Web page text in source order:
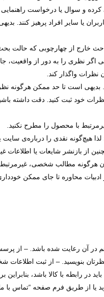
یا سایر افراد پرهیز کنند.
نظری را به دور از واقعیت،
نظرات واگذار کند.
خود ثبت کنید. دقت داشته
محاوره تا جای ممکن
آن رعایت شده باشد. – از
بنویسید. – از ثبت
با کالا باشد، بنابراین
یا از طریق فرم صفحه “تماس با